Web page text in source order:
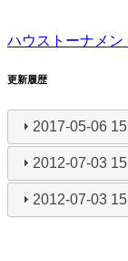
ハウストーナメン
更新履歴
2017-05-06
2012-07-03
2012-07-03